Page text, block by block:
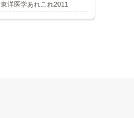
東洋医学あれこれ2011